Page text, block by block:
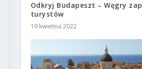
Odkryj Budapeszt – Węgry
turystów
19 kwietnia 2022